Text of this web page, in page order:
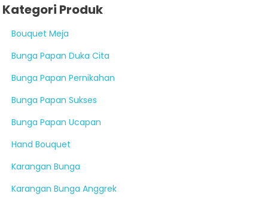
Kategori Produk
Bouquet Meja
Bunga Papan Duka Cita
Bunga Papan Pernikahan
Bunga Papan Sukses
Bunga Papan Ucapan
Hand Bouquet
Karangan Bunga
Karangan Bunga Anggrek